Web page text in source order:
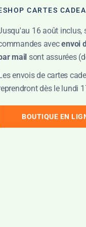
de
Saint-
supers
votre tableau de
CARTES
16 août inclus,
avecenvoi
mail sont assurées
envois de cartes
dès le lundi
BOUTIQUE EN